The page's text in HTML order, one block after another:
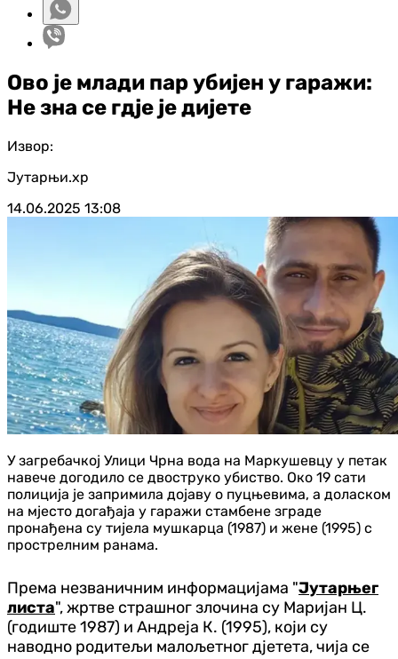
Ово је млади пар убијен у гаражи:
Не зна се гдје је дијете
Извор:
Јутарњи.хр
14.06.2025 13:08
У загребачкој Улици Чрна вода на Маркушевцу у петак
навече догодило се двоструко убиство. Око 19 сати
полиција је запримила дојаву о пуцњевима, а доласком
на мјесто догађаја у гаражи стамбене зграде
пронађена су тијела мушкарца (1987) и жене (1995) с
прострелним ранама.
Према незваничним информацијама "Јутарњег
листа", жртве страшног злочина су Маријан Ц.
(годиште 1987) и Андреја К. (1995), који су
наводно родитељи малољетног дјетета, чија се